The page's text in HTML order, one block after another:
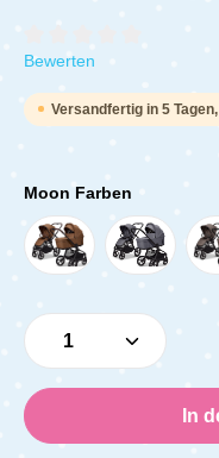
Durchschnittliche
Bewerten
Versandfertig in 5
Moon Farben
Produkt Anzahl:
In